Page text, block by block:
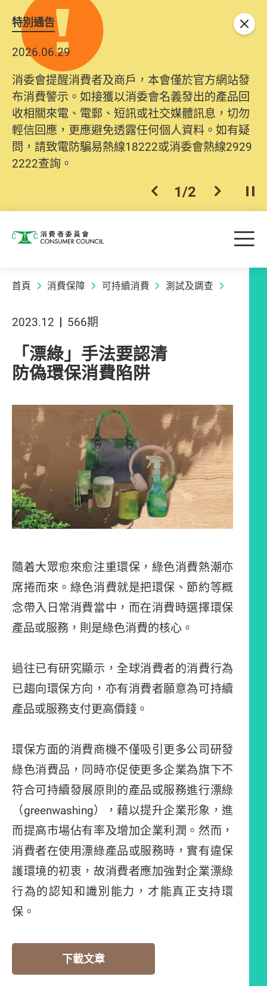
特別通告
2026.06.29
消委會提醒消費者及商戶，本會僅於官方網站發
布消費警示。如接獲以消委會名義發出的產品回
收相關來電、電郵、短訊或社交媒體訊息，切勿
輕信回應，更應避免透露任何個人資料。如有疑
問，請致電防騙易熱線18222或消委會熱線2929
2222查詢。
上一個
1/2 下一個開
關閉
消費者委員會 目
首頁 消費保障 可持續消費 測試及調查
2023.12 566期
「漂綠」手法要認清
防偽環保消費陷阱
隨着大眾愈來愈注重環保，綠色消費熱潮亦
席捲而來。綠色消費就是把環保、節約等概
念帶入日常消費當中，而在消費時選擇環保
產品或服務，則是綠色消費的核心。
過往已有研究顯示，全球消費者的消費行為
已趨向環保方向，亦有消費者願意為可持續
產品或服務支付更高價錢。
環保方面的消費商機不僅吸引更多公司研發
綠色消費品，同時亦促使更多企業為旗下不
符合可持續發展原則的產品或服務進行漂綠
（greenwashing），藉以提升企業形象，進
而提高市場佔有率及增加企業利潤。然而，
消費者在使用漂綠產品或服務時，實有違保
護環境的初衷，故消費者應加強對企業漂綠
行為的認知和識別能力，才能真正支持環
保。
下載文章